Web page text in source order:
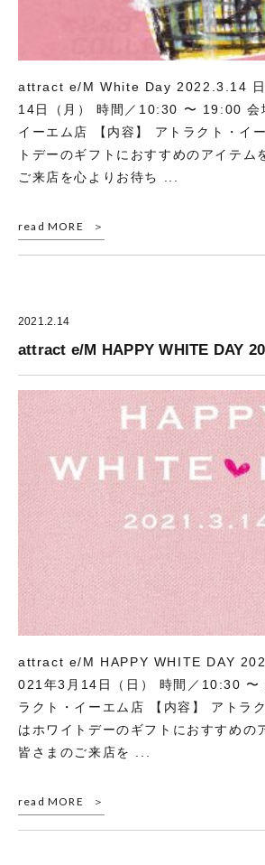
attract e/M White Day 2022.3.14 日
14日（月） 時間／10:30 〜 19:00 会
イーエム店 【内容】 アトラクト・イ
トデーのギフトにおすすめのアイテム
ご来店を心よりお待ち ...
read MORE
2021.2.14
attract e/M HAPPY WHITE DAY
attract e/M HAPPY WHITE DAY
021年3月14日（日） 時間／10:30 〜
ラクト・イーエム店 【内容】 アトラ
はホワイトデーのギフトにおすすめの
皆さまのご来店を ...
read MORE